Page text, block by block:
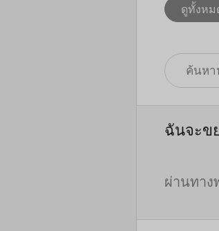
ดูทั้งหม
ฉันจะข
ผ่านทาง